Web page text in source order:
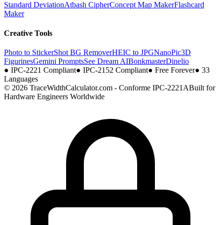
Standard DeviationAtbash CipherConcept Map MakerFlashcard
Maker
Creative Tools
Photo to StickerShot BG RemoverHEIC to JPGNanoPic3D
FigurinesGemini PromptsSee Dream AIBonkmasterDinelio
● IPC-2221 Compliant● IPC-2152 Compliant● Free Forever● 33
Languages
© 2026 TraceWidthCalculator.com - Conforme IPC-2221ABuilt for
Hardware Engineers Worldwide